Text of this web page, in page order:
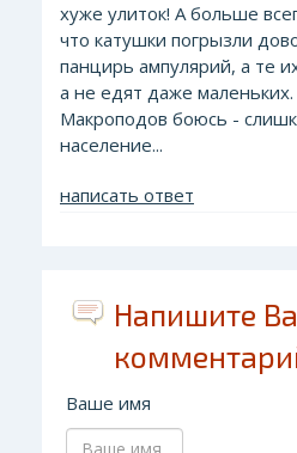
хуже улиток! А больше
что катушки погрызли
панцирь ампулярий, а те
а не едят даже
Макроподов боюсь -
население...
написать ответ
Напишите
Ваше имя